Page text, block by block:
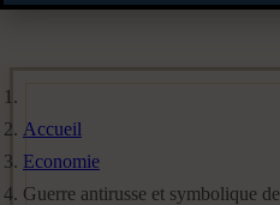
Accueil
Economie
Guerre antirusse et symbolique